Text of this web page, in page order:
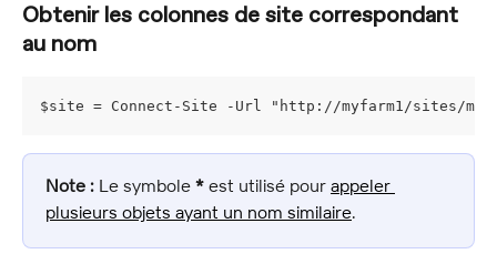
Obtenir les colonnes de site correspondant
au nom
$site = Connect-Site -Url "http://myfarm1/sites/
Note : Le symbole * est utilisé pour appeler
plusieurs objets ayant un nom similaire.